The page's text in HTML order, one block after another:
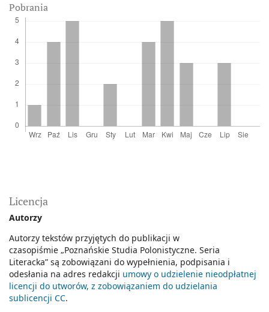
Pobrania
Licencja
Autorzy
Autorzy tekstów przyjętych do publikacji w
czasopiśmie „Poznańskie Studia Polonistyczne. Seria
Literacka” są zobowiązani do wypełnienia, podpisania i
odesłania na adres redakcji umowy o udzielenie nieodpłatnej
licencji do utworów, z zobowiązaniem do udzielania
sublicencji CC.